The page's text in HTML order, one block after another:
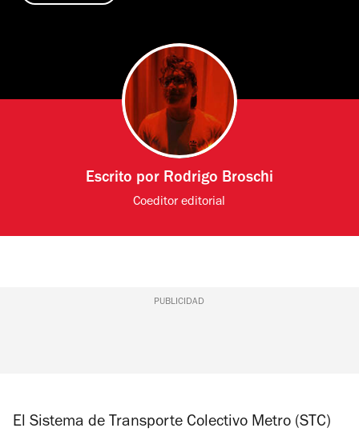
Escrito por Rodrigo Broschi
Coeditor editorial
PUBLICIDAD
El Sistema de Transporte Colectivo Metro (STC)